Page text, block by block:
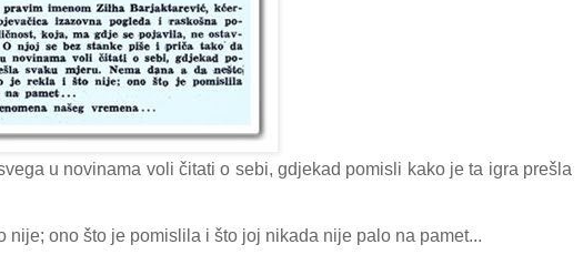
u novinama voli čitati o sebi, gdjekad pomisli kako je ta igra prešla
ono što je pomislila i što joj nikada nije palo na pamet...